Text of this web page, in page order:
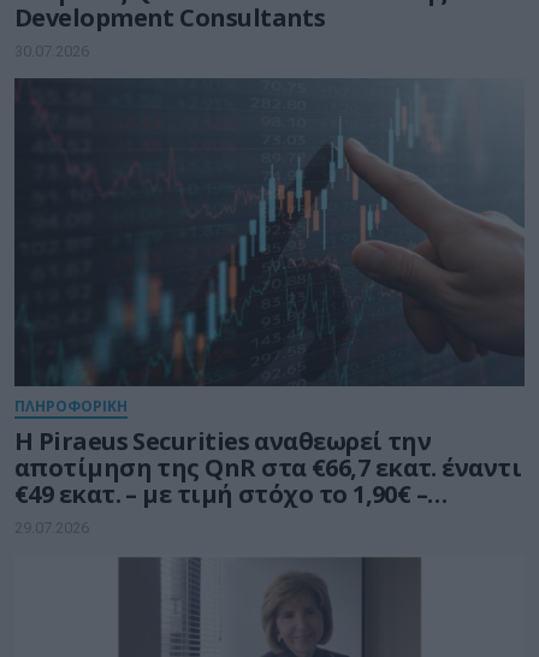
Development Consultants
30.07.2026
ΠΛΗΡΟΦΟΡΙΚΗ
Η Piraeus Securities αναθεωρεί την
αποτίμηση της QnR στα €66,7 εκατ. έναντι
€49 εκατ. – με τιμή στόχο το 1,90€ –
διατηρεί σύσταση «Outperform»
29.07.2026